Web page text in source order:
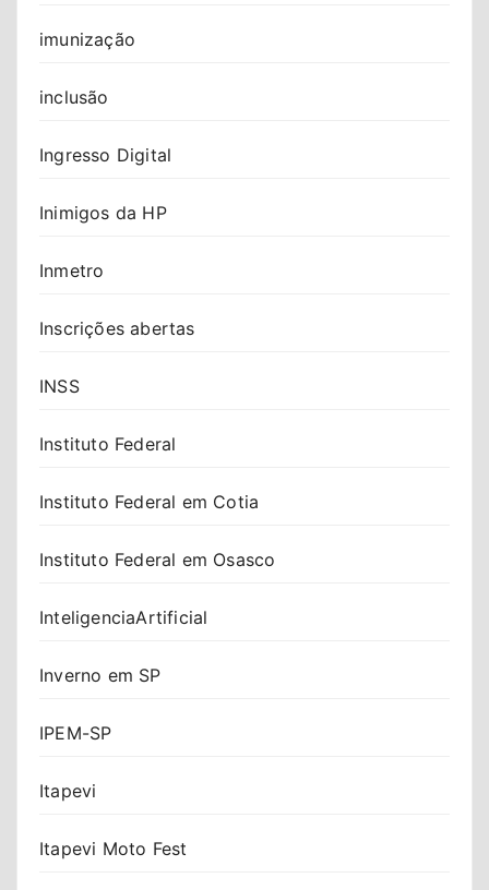
imunização
inclusão
Ingresso Digital
Inimigos da HP
Inmetro
Inscrições abertas
INSS
Instituto Federal
Instituto Federal em Cotia
Instituto Federal em Osasco
InteligenciaArtificial
Inverno em SP
IPEM-SP
Itapevi
Itapevi Moto Fest